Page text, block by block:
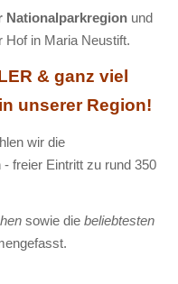
Nationalparkregion und
Hof in Maria Neustift.
& ganz viel
unserer Region!
wir die
- freier Eintritt zu rund 350
sowie die beliebtesten